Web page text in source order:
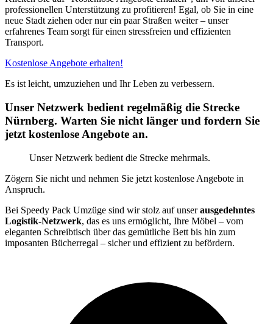
professionellen Unterstützung zu profitieren! Egal, ob Sie in eine
neue Stadt ziehen oder nur ein paar Straßen weiter – unser
erfahrenes Team sorgt für einen stressfreien und effizienten
Transport.
Kostenlose Angebote erhalten!
Es ist leicht, umzuziehen und Ihr Leben zu verbessern.
Unser Netzwerk bedient regelmäßig die Strecke
Nürnberg. Warten Sie nicht länger und fordern Sie
jetzt kostenlose Angebote an.
Unser Netzwerk bedient die Strecke mehrmals.
Zögern Sie nicht und nehmen Sie jetzt kostenlose Angebote in
Anspruch.
Bei Speedy Pack Umzüge sind wir stolz auf unserausgedehntes
Logistik-Netzwerk, das es uns ermöglicht, Ihre Möbel – vom
eleganten Schreibtisch über das gemütliche Bett bis hin zum
imposanten Bücherregal – sicher und effizient zu befördern.